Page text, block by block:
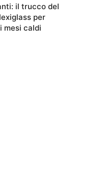
il trucco del
per
mesi caldi